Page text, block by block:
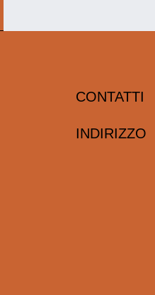
CONTATTI
INDIRIZZO